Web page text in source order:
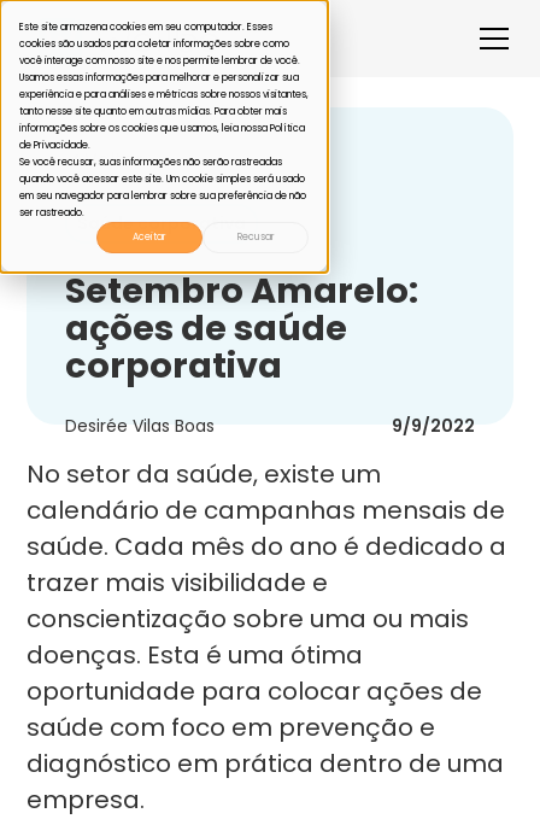
Este site armazena cookies em seu computador. Esses
cookies são usados para coletar informações sobre como
você interage com nosso site e nos permite lembrar de você.
Usamos essas informações para melhorar e personalizar sua
experiência e para análises e métricas sobre nossos visitantes,
tanto nesse site quanto em outras mídias. Para obter mais
informações sobre os cookies que usamos, leia nossa Política
de Privacidade.
Se você recusar, suas informações não serão rastreadas
quando você acessar este site. Um cookie simples será usado
em seu navegador para lembrar sobre sua preferência de não
ser rastreado.
Aceitar
Recusar
Voltar
Saúde corporativa
Setembro Amarelo:
ações de saúde
corporativa
Desirée Vilas Boas 9/9/2022
No setor da saúde, existe um
calendário de campanhas mensais de
saúde. Cada mês do ano é dedicado a
trazer mais visibilidade e
conscientização sobre uma ou mais
doenças. Esta é uma ótima
oportunidade para colocar ações de
saúde com foco em prevenção e
diagnóstico em prática dentro de uma
empresa.